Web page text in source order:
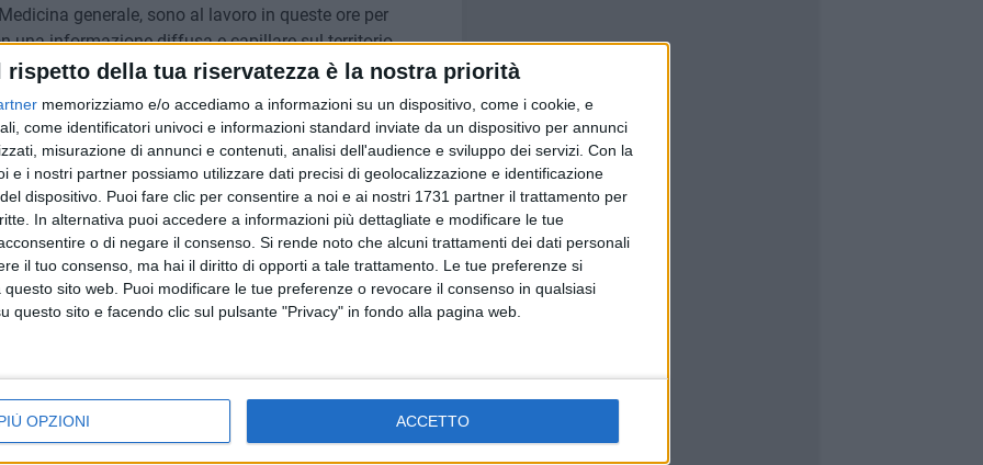
rispetto della tua riservatezza è la nostra priorità
memorizziamo e/o accediamo a informazioni su un dispositivo, come i cookie, e
come identificatori univoci e informazioni standard inviate da un dispositivo per annunci
misurazione di annunci e contenuti, analisi dell'audience e sviluppo dei servizi. Con la
e i nostri partner possiamo utilizzare dati precisi di geolocalizzazione e identificazione
dispositivo. Puoi fare clic per consentire a noi e ai nostri 1731 partner il trattamento per
In alternativa puoi accedere a informazioni più dettagliate e modificare le tue
o di negare il consenso. Si rende noto che alcuni trattamenti dei dati personali
il tuo consenso, ma hai il diritto di opporti a tale trattamento. Le tue preferenze si
sito web. Puoi modificare le tue preferenze o revocare il consenso in qualsiasi
questo sito e facendo clic sul pulsante "Privacy" in fondo alla pagina web.
OPZIONI ACCETTO
generale, sono al lavoro in queste ore per
una informazione diffusa e capillare sul territorio
anche in assenza del proprio medico, potranno
ai propri dati clinici, tramite strumenti informatici
elettronica, scheda sanitaria informatizzata).
così distribuite: 8 nel distretto socio sanitario unico
3 nel distretto Ruvo di Puglia, Terlizzi, Corato, 2 nel
Altamura, Gravina-Poggiorsini, Santeramo in Colle, 3
Cassano Murge, Sannicandro, 2 nel distretto
Valenzano, Capurso-Cellamare, Triggiano, 3 nel
3 nel distretto Conversano, Monopoli, Polignano, 3
Sammichele di Bari, Turi, 4 nel distretto Alberobello,
delle singole Aft e dei relativi turni nelle fasce
medico di famiglia che provvederà ad affiggerli.